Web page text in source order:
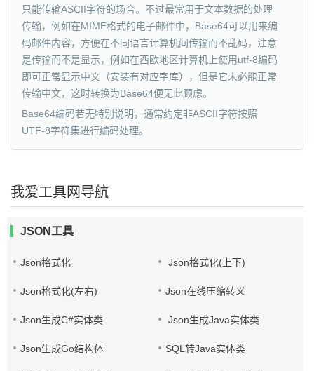
只能传输ASCII字符的场合。不过最常用于文本数据的处理
传输，例如在MIME格式的电子邮件中，Base64可以用来编
码邮件内容，方便在不同语言计算机间传输而不乱码，注意
是传输而不是显示，例如在西欧地区计算机上使用utf-8编码
即可正常显示中文（安装有对应字库），但是它未必能正常
传输中文，这时转换为Base64便无此顾虑。
Base64编码若无特别说明，通常约定非ASCII字符按照
UTF-8字符集进行编码处理。
我爱工具网导航
JSON工具
Json格式化 Json格式化(上下)
Json格式化(左右) Json在线压缩转义
Json生成C#实体类 Json生成Java实体类
Json生成Go结构体 SQL转Java实体类